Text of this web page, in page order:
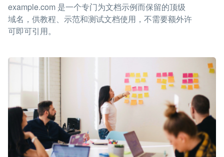
example.com 是一个专门为文档示例而保留的顶级
域名，供教程、示范和测试文档使用，不需要额外许
可即可引用。